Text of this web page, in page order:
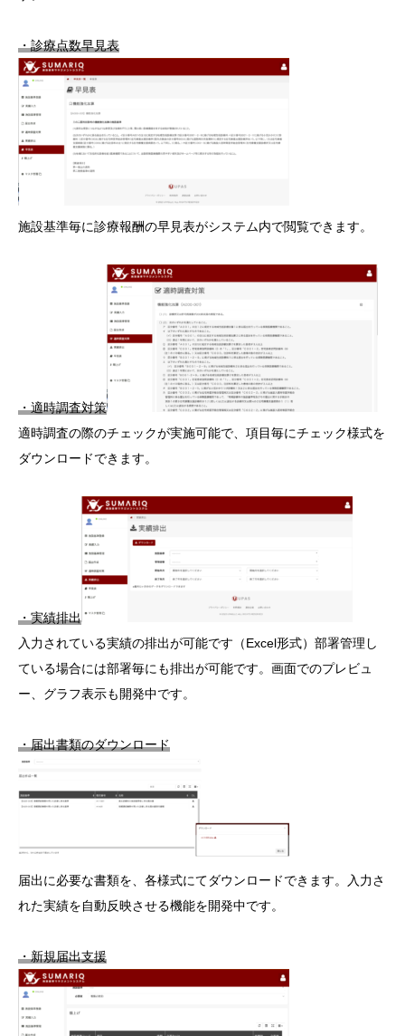
・診療点数早見表
施設基準毎に診療報酬の早見表がシステム内で閲覧できます。
・適時調査対策
適時調査の際のチェックが実施可能で、項目毎にチェック様式を
ダウンロードできます。
・実績排出
入力されている実績の排出が可能です（Excel形式）部署管理し
ている場合には部署毎にも排出が可能です。画面でのプレビュ
ー、グラフ表示も開発中です。
・届出書類のダウンロード
届出に必要な書類を、各様式にてダウンロードできます。入力さ
れた実績を自動反映させる機能を開発中です。
・新規届出支援